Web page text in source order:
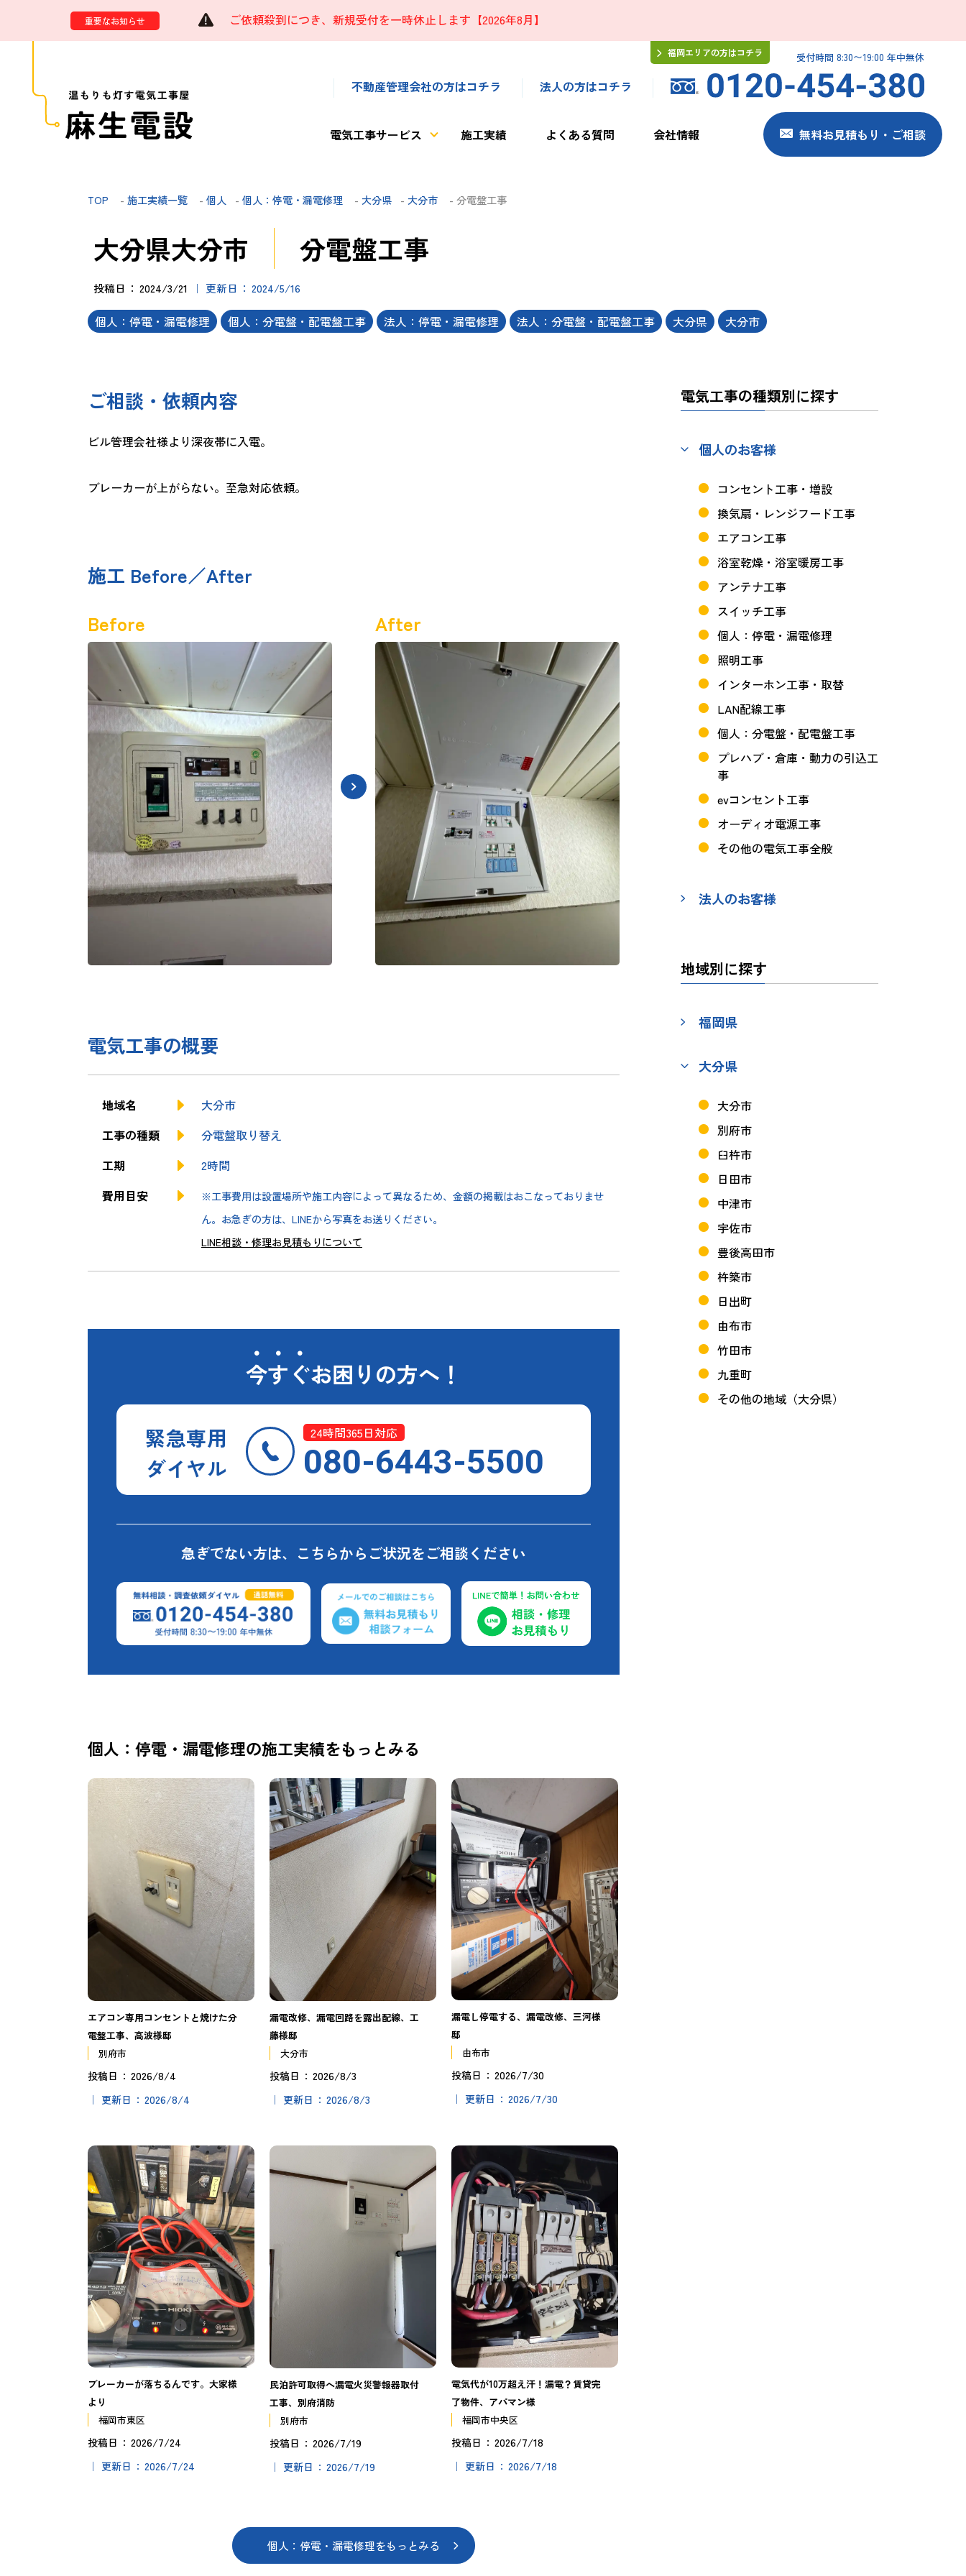
重要なお知らせ ご依頼殺到につき、新規受付を一時休止します【2026年8月】
不動産管理会社の方はコチラ 法人の方はコチラ
受付時間 8:30〜19:00 年中無休
福岡エリアの方はコチラ
電気工事サービス 施工実績 よくある質問 会社情報 無料お見積もり・ご相談
TOP - 施工実績一覧 - 個人 - 個人：停電・漏電修理 - 大分県 - 大分市 - 分電盤工事
大分県大分市 分電盤工事
投稿日 2024/3/21 更新日 2024/5/16
個人：停電・漏電修理 個人：分電盤・配電盤工事 法人：停電・漏電修理 法人：分電盤・配電盤工事 大分県 大分市
ご相談・依頼内容
ビル管理会社様より深夜帯に入電。
ブレーカーが上がらない。至急対応依頼。
施工 Before／After
Before
After
電気工事の概要
地域名
大分市
工事の種類
分電盤取り替え
工期
2時間
費用目安
※工事費用は設置場所や施工内容によって異なるため、金額の掲載はおこなっておりませ
ん。お急ぎの方は、LINEから写真をお送りください。
LINE相談・修理お見積もりについて
今すぐお困りの方へ！
緊急専用
ダイヤル
24時間365日対応
080-6443-5500
急ぎでない方は、 こちらからご状況をご相談ください
個人：停電・漏電修理の施工実績をもっとみる
エアコン専用コンセントと焼けた分
電盤工事、高波様邸
別府市
投稿日 2026/8/4
更新日 2026/8/4
漏電改修、漏電回路を露出配線、工
藤様邸
大分市
投稿日 2026/8/3
更新日 2026/8/3
漏電し停電する、漏電改修、三河様
邸
由布市
投稿日 2026/7/30
更新日 2026/7/30
ブレーカーが落ちるんです。大家様
より
福岡市東区
投稿日 2026/7/24
更新日 2026/7/24
民泊許可取得へ漏電火災警報器取付
工事、別府消防
別府市
投稿日 2026/7/19
更新日 2026/7/19
電気代が10万超え汗！漏電？賃貸完
了物件、アパマン様
福岡市中央区
投稿日 2026/7/18
更新日 2026/7/18
個人：停電・漏電修理をもっとみる
電気工事の種類別に探す
個人のお客様
コンセント工事・増設
換気扇・レンジフード工事
エアコン工事
浴室乾燥・浴室暖房工事
アンテナ工事
スイッチ工事
個人：停電・漏電修理
照明工事
インターホン工事・取替
LAN配線工事
個人：分電盤・配電盤工事
プレハブ・倉庫・動力の引込工
事
evコンセント工事
オーディオ電源工事
その他の電気工事全般
法人のお客様
地域別に探す
福岡県
大分県
大分市
別府市
臼杵市
日田市
中津市
宇佐市
豊後高田市
杵築市
日出町
由布市
竹田市
九重町
その他の地域（大分県）